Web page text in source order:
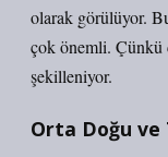
olarak görülüyor.
çok önemli. Çünkü
şekilleniyor.
Orta Doğu ve